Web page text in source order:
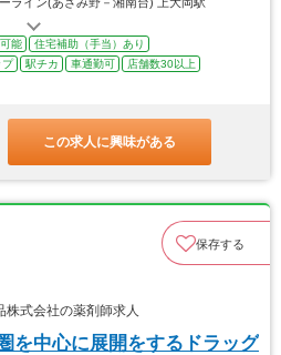
能
住宅補助（手当）あり
プ 駅チカ 車通勤可
店舗数30以上
この求人に興味がある
保存する
式会社の薬剤師求人
を中心に展開をするドラッグ